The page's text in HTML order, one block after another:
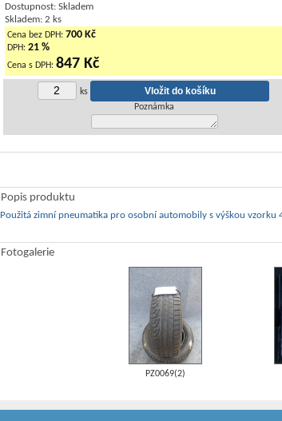
Dostupnost: Skladem
Skladem: 2 ks
Cena bez DPH: 700 Kč
DPH: 21 %
Cena s DPH: 847 Kč
ks
Poznámka
Popis produktu
Použitá zimní pneumatika pro osobní automobily s výškou vzorku
Fotogalerie
PZ0069(2)